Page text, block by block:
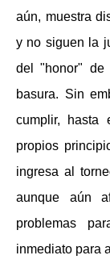
aún, muestra
y no siguen la
del "honor" de
basura. Sin
cumplir,
propios
ingresa al
aunque aún
problemas
inmediato para